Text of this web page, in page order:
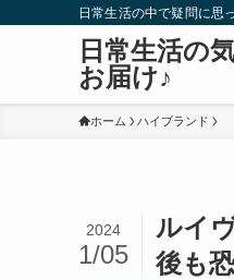
日常生活の中で疑問に思
日常生活の
お届け♪
ホーム ハイブランド
ルイ
後も
2024
1/05